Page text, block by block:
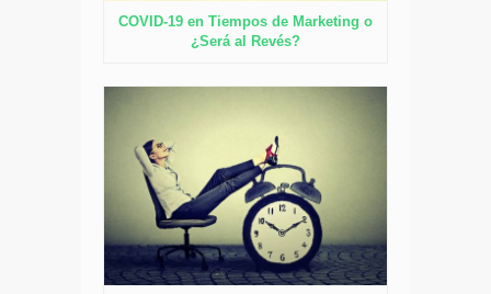
COVID-19 en Tiempos de Marketing o
¿Será al Revés?